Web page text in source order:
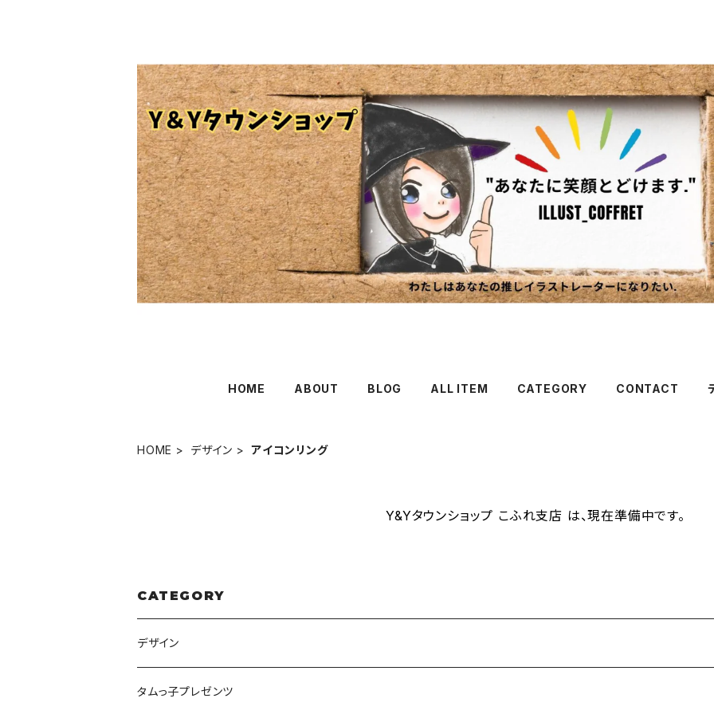
HOME ABOUT BLOG ALL ITEM CATEGORY CONTACT
HOME デザイン アイコンリング
Y&Yタウンショップ こふれ支店 は、現在準備中です。
CATEGORY
デザイン
ヘッダー
タムっ子プレゼンツ